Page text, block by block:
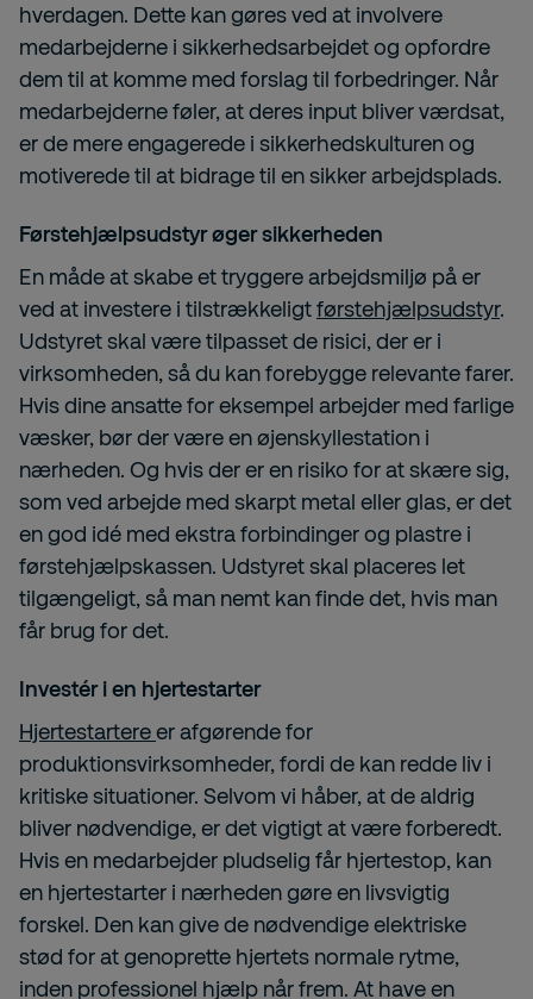
hverdagen. Dette kan gøres ved at involvere
medarbejderne i sikkerhedsarbejdet og opfordre
dem til at komme med forslag til forbedringer. Når
medarbejderne føler, at deres input bliver værdsat,
er de mere engagerede i sikkerhedskulturen og
motiverede til at bidrage til en sikker arbejdsplads.
Førstehjælpsudstyr øger sikkerheden
En måde at skabe et tryggere arbejdsmiljø på er
ved at investere i tilstrækkeligtførstehjælpsudstyr.
Udstyret skal være tilpasset de risici, der er i
virksomheden, så du kan forebygge relevante farer.
Hvis dine ansatte for eksempel arbejder med farlige
væsker, bør der være en øjenskyllestation i
nærheden. Og hvis der er en risiko for at skære sig,
som ved arbejde med skarpt metal eller glas, er det
en god idé med ekstra forbindinger og plastre i
førstehjælpskassen. Udstyret skal placeres let
tilgængeligt, så man nemt kan finde det, hvis man
får brug for det.
Investér i en hjertestarter
Hjertestartereer afgørende for
produktionsvirksomheder, fordi de kan redde liv i
kritiske situationer. Selvom vi håber, at de aldrig
bliver nødvendige, er det vigtigt at være forberedt.
Hvis en medarbejder pludselig får hjertestop, kan
en hjertestarter i nærheden gøre en livsvigtig
forskel. Den kan give de nødvendige elektriske
stød for at genoprette hjertets normale rytme,
inden professionel hjælp når frem. At have en